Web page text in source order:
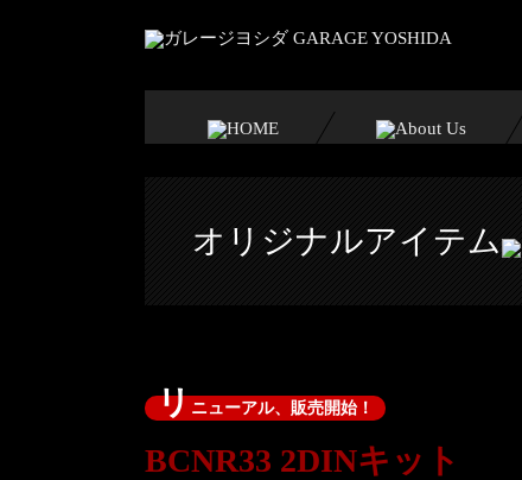
オリジナルアイテム
リニューアル、販売開始！
BCNR33 2DINキット